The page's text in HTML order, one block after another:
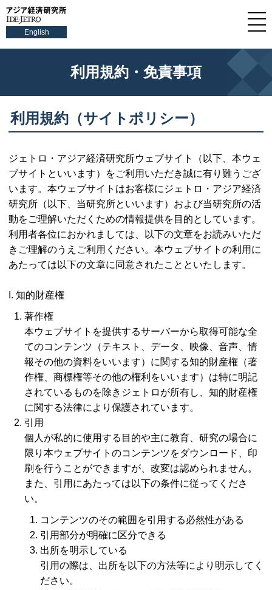
English
利用規約・免責事項
利用規約（サイトポリシー）
ジェトロ・アジア経済研究所ウェブサイト（以下、本ウェ
ブサイトといいます）をご利用いただき誠に有り難うござ
います。本ウェブサイトはお客様にジェトロ・アジア経済
研究所（以下、当研究所といいます）および当研究所の活
動をご理解いただくための情報提供を目的としています。
利用者各位におかれましては、以下の文章をお読みいただ
きご理解のうえご利用ください。本ウェブサイトの利用に
あたっては以下の文章に同意されたことといたします。
I. 知的財産権
著作権
本ウェブサイトを提供するサーバーから取得可能な全
てのコンテンツ（テキスト、データ、映像、音声、情
報その他の資料をいいます）に関する知的財産権（著
作権、商標権等その他の権利をいいます）は特に明記
されているものを除きジェトロが所有し、知的財産権
に関する法律により保護されています。
引用
個人が私的に使用する目的や主に教育、研究の場合に
限り本ウェブサイトのコンテンツをダウンロード、印
刷を行うことができますが、改変は認められません。
また、引用にあたっては以下の条件に従ってくださ
い。
コンテンツのその範囲を引用する必然性がある
引用部分が明確に区分できる
出所を明示している
引用の際は、出所を以下の方法等により明示してく
ださい。